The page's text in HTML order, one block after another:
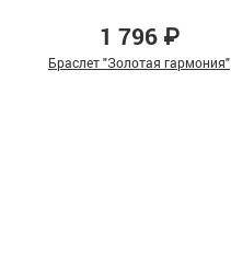
1 796 ₽
Браслет "Золотая гармония"